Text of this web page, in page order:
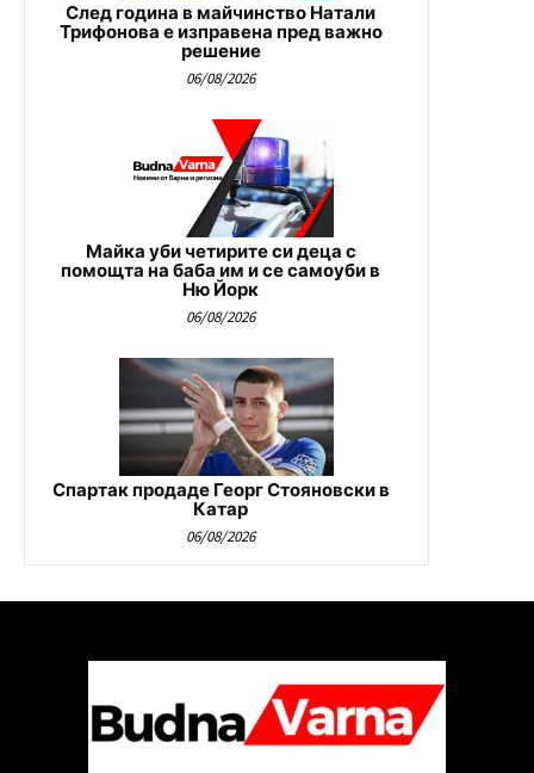
След година в майчинство Натали
Трифонова е изправена пред важно
решение
06/08/2026
Майка уби четирите си деца с
помощта на баба им и се самоуби в
Ню Йорк
06/08/2026
Спартак продаде Георг Стояновски в
Катар
06/08/2026